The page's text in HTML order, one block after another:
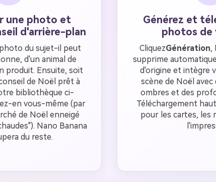
une photo et
d'arrière-plan
du sujet-il peut
d'un animal de
produit. Ensuite, soit
de Noël prêt à
bibliothèque ci-
en vous-même (par
de Noël enneigé
Nano Banana
du reste.
Générez et
photos de
CliquezGénération,
supprime
d'origine et intègre
scène de Noël avec
ombres et des
Téléchargement
pour les cartes, les